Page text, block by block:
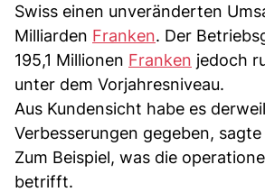
Swiss einen unveränderten
Milliarden Franken. Der
195,1 Millionen Franken jedoch
unter dem Vorjahresniveau.
Aus Kundensicht habe es
Verbesserungen gegeben,
Zum Beispiel, was die
betrifft.